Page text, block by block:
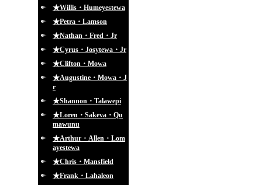
★Willis・Humeyestewa
★Petra・Lamson
★Nathan・Fred・Jr
★Cyrus・Josytewa・Jr
★Clifton・Mowa
★Augustine・Mowa・J
r
★Shannon・Talawepi
★Loren・Sakeva・Qu
mawunu
★Arthur・Allen・Lom
ayestewa
★Chris・Mansfield
★Frank・Lahaleon